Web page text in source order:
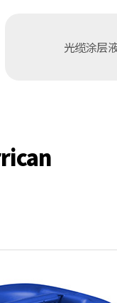
光缆涂层